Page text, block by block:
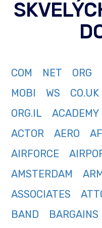
COM NET ORG
MOBI
WS CO.UK
ORG.IL
ACADEMY
ACTOR
AERO
AIRFORCE
AMSTERDAM
ASSOCIATES
BAND
BARGAINS